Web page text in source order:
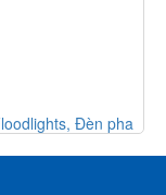
Đèn hành